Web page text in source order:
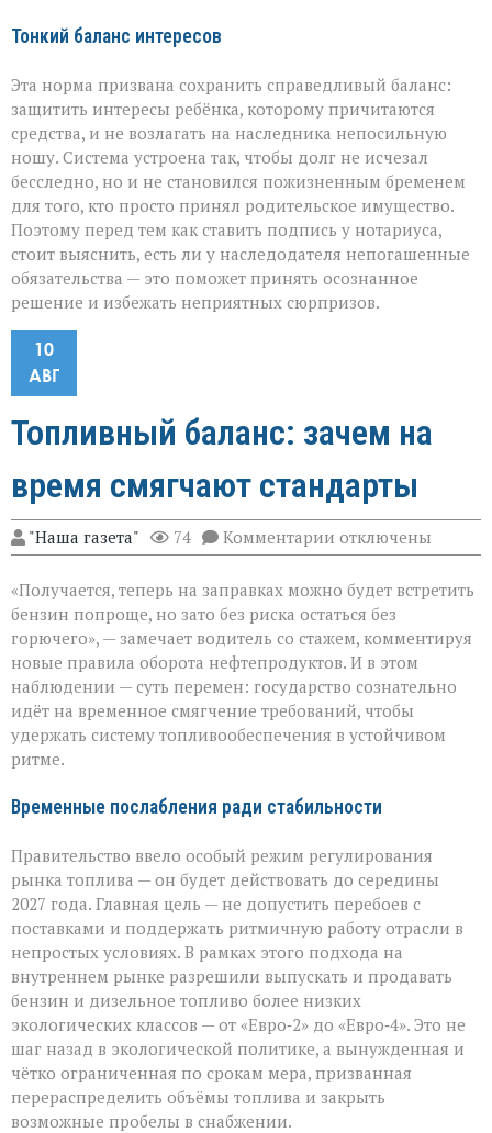
Тонкий баланс интересов
Эта норма призвана сохранить справедливый баланс:
защитить интересы ребёнка, которому причитаются
средства, и не возлагать на наследника непосильную
ношу. Система устроена так, чтобы долг не исчезал
бесследно, но и не становился пожизненным бременем
для того, кто просто принял родительское имущество.
Поэтому перед тем как ставить подпись у нотариуса,
стоит выяснить, есть ли у наследодателя непогашенные
обязательства — это поможет принять осознанное
решение и избежать неприятных сюрпризов.
10
АВГ
Топливный баланс: зачем на
время смягчают стандарты
"Наша газета" 74 Комментарии к
записи
баланс:
зачем
время
смягчают
стандарты
отключены
«Получается, теперь на заправках можно будет встретить
бензин попроще, но зато без риска остаться без
горючего», — замечает водитель со стажем, комментируя
новые правила оборота нефтепродуктов. И в этом
наблюдении — суть перемен: государство сознательно
идёт на временное смягчение требований, чтобы
удержать систему топливообеспечения в устойчивом
ритме.
Временные послабления ради стабильности
Правительство ввело особый режим регулирования
рынка топлива — он будет действовать до середины
2027 года. Главная цель — не допустить перебоев с
поставками и поддержать ритмичную работу отрасли в
непростых условиях. В рамках этого подхода на
внутреннем рынке разрешили выпускать и продавать
бензин и дизельное топливо более низких
экологических классов — от «Евро‑2» до «Евро‑4». Это не
шаг назад в экологической политике, а вынужденная и
чётко ограниченная по срокам мера, призванная
перераспределить объёмы топлива и закрыть
возможные пробелы в снабжении.